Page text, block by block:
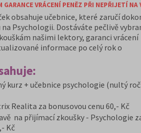
GARANCE VRÁCENÍ PENĚZ PŘI NEPŘIJETÍ NA
obsahuje učebnice, které zaručí
Psychologii. Dostáváte pečlivě
našimi lektory, garanci vrácení
informace po celý rok o
kurz + učebnice psychologie (nultý
Realita za bonusovou cenu 60,- Kč
na přijímací zkoušky - Psychologie
Kč